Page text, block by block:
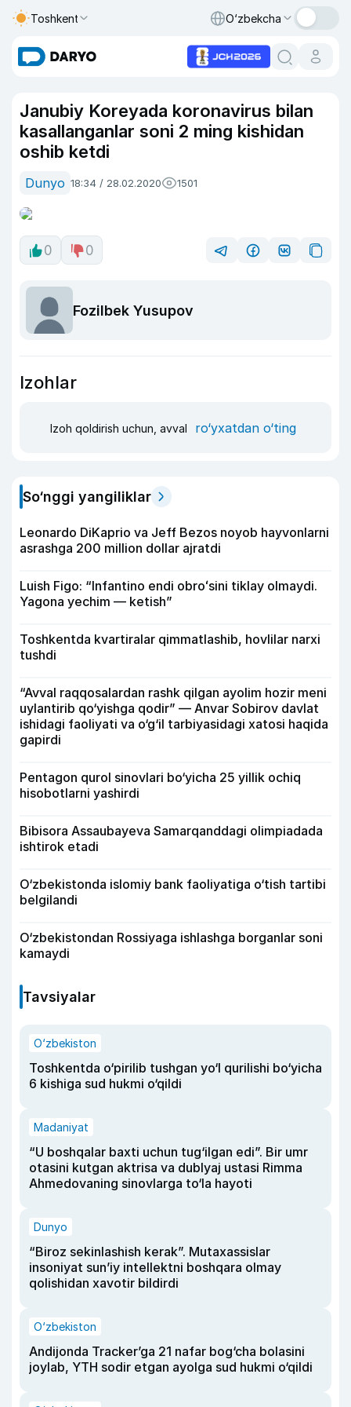
Toshkent O‘zbekcha
Janubiy Koreyada koronavirus bilan
kasallanganlar soni 2 ming kishidan
oshib ketdi
Dunyo 18:34 / 28.02.2020 1501
0 0
Fozilbek Yusupov
Izohlar
Izoh qoldirish uchun, avval ro‘yxatdan o‘ting
So‘nggi yangiliklar
Leonardo DiKaprio va Jeff Bezos noyob hayvonlarni
asrashga 200 million dollar ajratdi
Luish Figo: “Infantino endi obroʻsini tiklay olmaydi.
Yagona yechim — ketish”
Toshkentda kvartiralar qimmatlashib, hovlilar narxi
tushdi
“Avval raqqosalardan rashk qilgan ayolim hozir meni
uylantirib qo‘yishga qodir” — Anvar Sobirov davlat
ishidagi faoliyati va o‘g‘il tarbiyasidagi xatosi haqida
gapirdi
Pentagon qurol sinovlari bo‘yicha 25 yillik ochiq
hisobotlarni yashirdi
Bibisora Assaubayeva Samarqanddagi olimpiadada
ishtirok etadi
O‘zbekistonda islomiy bank faoliyatiga o‘tish tartibi
belgilandi
O‘zbekistondan Rossiyaga ishlashga borganlar soni
kamaydi
Tavsiyalar
O‘zbekiston
Toshkentda o‘pirilib tushgan yo‘l qurilishi bo‘yicha
6 kishiga sud hukmi o‘qildi
Madaniyat
“U boshqalar baxti uchun tug‘ilgan edi”. Bir umr
otasini kutgan aktrisa va dublyaj ustasi Rimma
Ahmedovaning sinovlarga to‘la hayoti
Dunyo
“Biroz sekinlashish kerak”. Mutaxassislar
insoniyat sun’iy intellektni boshqara olmay
qolishidan xavotir bildirdi
O‘zbekiston
Andijonda Tracker’ga 21 nafar bog‘cha bolasini
joylab, YTH sodir etgan ayolga sud hukmi o‘qildi